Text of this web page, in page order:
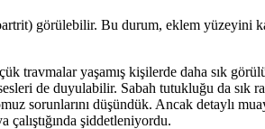
görülebilir. Bu durum, eklem yüzeyini
travmalar yaşamış kişilerde daha sık
de duyulabilir. Sabah tutukluğu da sık
sorunlarını düşündük. Ancak detaylı
şiddetleniyordu.